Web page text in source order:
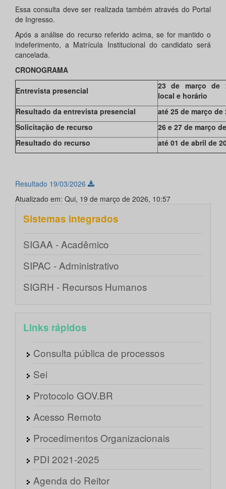
Essa consulta deve ser realizada também através do Portal
de Ingresso.
Após a análise do recurso referido acima, se for mantido o
indeferimento, a Matrícula Institucional do candidato será
cancelada.
CRONOGRAMA
Entrevista presencial
23 de março de
local e horário
Resultado da entrevista presencial
até 25 de março de
Solicitação de recurso
26 e 27 de março
Resultado do recurso
até 01 de abril de
Resultado 19/03/2026
Atualizado em: Qui, 19 de março de 2026, 10:57
Sistemas integrados
SIGAA - Acadêmico
SIPAC - Administrativo
SIGRH - Recursos Humanos
Links rápidos
Consulta pública de processos
Sei
Protocolo GOV.BR
Acesso Remoto
Procedimentos Organizacionais
PDI 2021-2025
Agenda do Reitor